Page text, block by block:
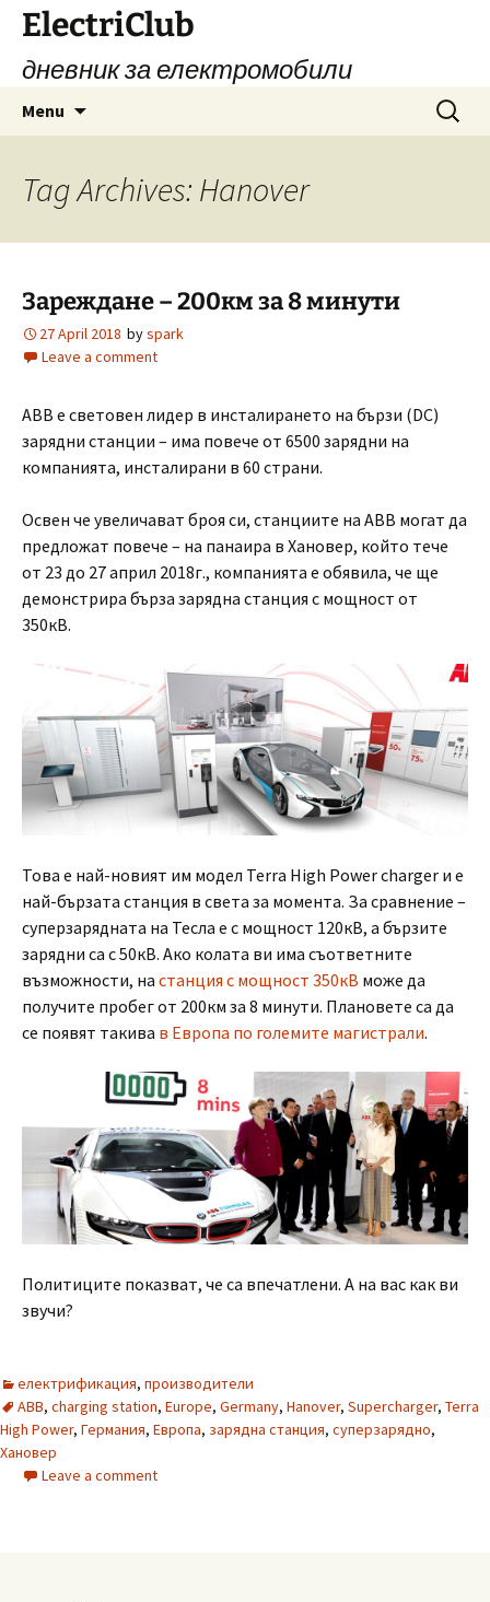
Skip
content
ElectriClub
дневник за електромобили
Menu
Search
for:
Tag Archives: Hanover
Зареждане – 200км за 8 минути
27 April 2018 byspark
Leave a comment
ABB е световен лидер в инсталирането на бързи (DC)
зарядни станции – има повече от 6500 зарядни на
компанията, инсталирани в 60 страни.
Освен че увеличават броя си, станциите на АВВ могат да
предложат повече – на панаира в Хановер, който тече
от 23 до 27 април 2018г., компанията е обявила, че ще
демонстрира бърза зарядна станция с мощност от
350кВ.
Това е най-новият им модел Terra High Power charger и е
най-бързата станция в света за момента. За сравнение –
суперзарядната на Тесла е с мощност 120кВ, а бързите
зарядни са с 50кВ. Ако колата ви има съответните
възможности, на станция с мощност 350кВ може да
получите пробег от 200км за 8 минути. Плановете са да
се появят такива в Европа по големите магистрали.
Политиците показват, че са впечатлени. А на вас как ви
звучи?
електрификация, производители
ABB, charging station, Europe, Germany, Hanover, Supercharger, Terra
High Power, Германия, Европа, зарядна станция, суперзарядно,
Хановер
Leave a comment